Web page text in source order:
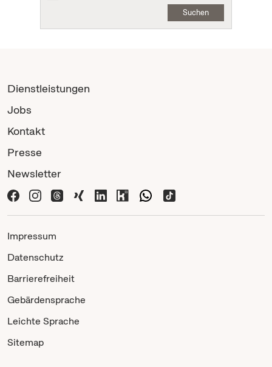
Suchen
Dienstleistungen
Jobs
Kontakt
Presse
Newsletter
Impressum
Datenschutz
Barrierefreiheit
Gebärdensprache
Leichte Sprache
Sitemap